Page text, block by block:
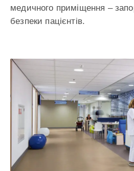
медичного приміщення –
безпеки пацієнтів.